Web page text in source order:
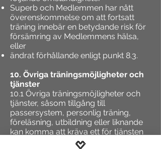
Superb och Medlemmen har nått
överenskommelse om att fortsatt
träning innebär en betydande risk för
försämring av Medlemmens hälsa,
eller
ändrat förhållande enligt punkt 8.3.
10. Övriga träningsmöjligheter och
tjänster
10.1 Övriga träningsmöjligheter och
tjänster, såsom tillgång till
passersystem, personlig träning,
föreläsning, utbildning eller liknande
kan komma att kräva ett för tjänsten
vid var tid gällande separat avtal, för